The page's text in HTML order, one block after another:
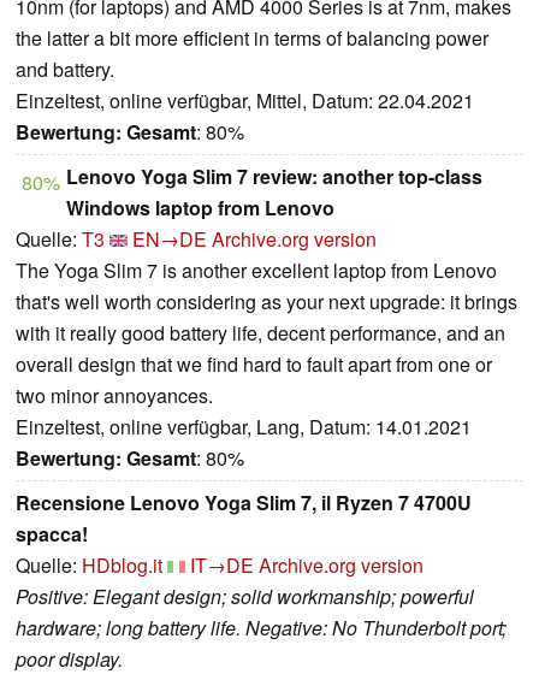
10nm (for laptops) and AMD 4000 Series is at 7nm, makes
the latter a bit more efficient in terms of balancing power
and battery.
Einzeltest, online verfügbar, Mittel, Datum: 22.04.2021
Bewertung: Gesamt: 80%
80% Lenovo Yoga Slim 7 review: another top-class
Windows laptop from Lenovo
Quelle: T3 EN→DE Archive.org version
The Yoga Slim 7 is another excellent laptop from Lenovo
that's well worth considering as your next upgrade: it brings
with it really good battery life, decent performance, and an
overall design that we find hard to fault apart from one or
two minor annoyances.
Einzeltest, online verfügbar, Lang, Datum: 14.01.2021
Bewertung: Gesamt: 80%
Recensione Lenovo Yoga Slim 7, il Ryzen 7 4700U
spacca!
Quelle: HDblog.it IT→DE Archive.org version
Positive: Elegant design; solid workmanship; powerful
hardware; long battery life. Negative: No Thunderbolt port;
poor display.